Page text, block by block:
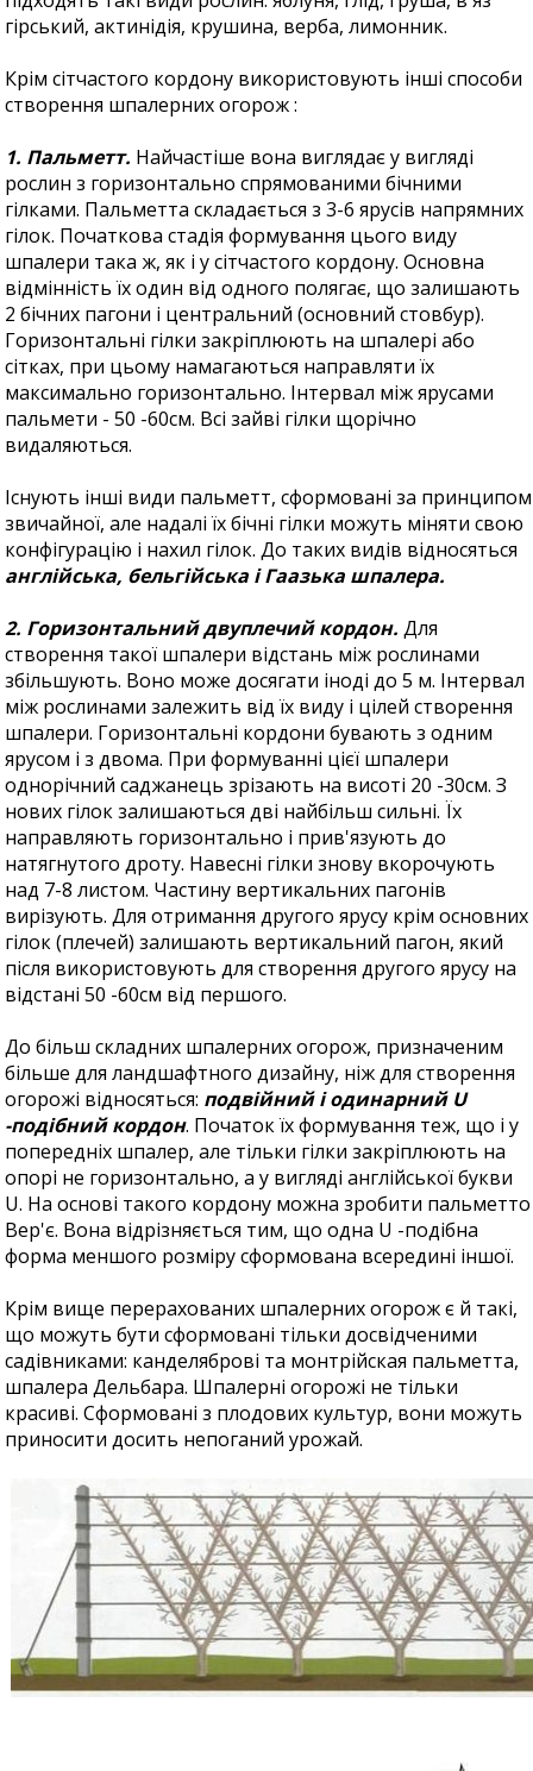
гірський, актинідія, крушина, верба, лимонник.
Крім сітчастого кордону використовують інші способи
створення шпалерних огорож :
1. Пальметт. Найчастіше вона виглядає у вигляді
рослин з горизонтально спрямованими бічними
гілками. Пальметта складається з 3-6 ярусів напрямних
гілок. Початкова стадія формування цього виду
шпалери така ж, як і у сітчастого кордону. Основна
відмінність їх один від одного полягає, що залишають
2 бічних пагони і центральний (основний стовбур).
Горизонтальні гілки закріплюють на шпалері або
сітках, при цьому намагаються направляти їх
максимально горизонтально. Інтервал між ярусами
пальмети - 50 -60см. Всі зайві гілки щорічно
видаляються.
Існують інші види пальметт, сформовані за принципом
звичайної, але надалі їх бічні гілки можуть міняти свою
конфігурацію і нахил гілок. До таких видів відносяться
англійська, бельгійська і Гаазька шпалера.
2. Горизонтальний двуплечий кордон.Для
створення такої шпалери відстань між рослинами
збільшують. Воно може досягати іноді до 5 м. Інтервал
між рослинами залежить від їх виду і цілей створення
шпалери. Горизонтальні кордони бувають з одним
ярусом і з двома. При формуванні цієї шпалери
однорічний саджанець зрізають на висоті 20 -30см. З
нових гілок залишаються дві найбільш сильні. Їх
направляють горизонтально і прив'язують до
натягнутого дроту. Навесні гілки знову вкорочують
над 7-8 листом. Частину вертикальних пагонів
вирізують. Для отримання другого ярусу крім основних
гілок (плечей) залишають вертикальний пагон, який
після використовують для створення другого ярусу на
відстані 50 -60см від першого.
До більш складних шпалерних огорож, призначеним
більше для ландшафтного дизайну, ніж для створення
огорожі відносяться: подвійний і одинарний U
-подібний кордон. Початок їх формування теж, що і у
попередніх шпалер, але тільки гілки закріплюють на
опорі не горизонтально, а у вигляді англійської букви
U. На основі такого кордону можна зробити пальметто
Вер'є. Вона відрізняється тим, що одна U -подібна
форма меншого розміру сформована всередині іншої.
Крім вище перерахованих шпалерних огорож є й такі,
що можуть бути сформовані тільки досвідченими
садівниками: канделяброві та монтрійская пальметта,
шпалера Дельбара. Шпалерні огорожі не тільки
красиві. Сформовані з плодових культур, вони можуть
приносити досить непоганий урожай.